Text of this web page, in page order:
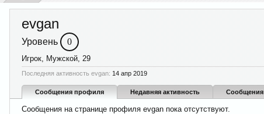
evgan
Уровень 0
Игрок, Мужской, 29
Последняя активность evgan: 14 апр 2019
Сообщения профиля Недавняя активность Сообщения
Сообщения на странице профиля evgan пока отсутствуют.